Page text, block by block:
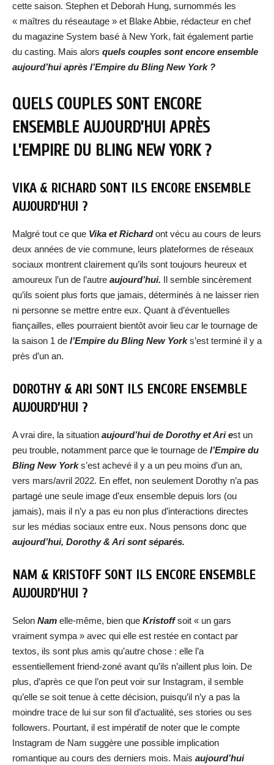
cette saison. Stephen et Deborah Hung, surnommés les
« maîtres du réseautage » et Blake Abbie, rédacteur en chef
du magazine System basé à New York, fait également partie
du casting. Mais alors quels couples sont encore ensemble
aujourd’hui après l’Empire du Bling New York ?
QUELS COUPLES SONT ENCORE
ENSEMBLE AUJOURD’HUI APRÈS
L’EMPIRE DU BLING NEW YORK ?
VIKA & RICHARD SONT ILS ENCORE ENSEMBLE
AUJOURD’HUI ?
Malgré tout ce que Vika et Richardont vécu au cours de leurs
deux années de vie commune, leurs plateformes de réseaux
sociaux montrent clairement qu’ils sont toujours heureux et
amoureux l’un de l’autre aujourd’hui. Il semble sincèrement
qu’ils soient plus forts que jamais, déterminés à ne laisser rien
ni personne se mettre entre eux. Quant à d’éventuelles
fiançailles, elles pourraient bientôt avoir lieu car le tournage de
la saison 1 de l’Empire du Bling New Yorks’est terminé il y a
près d’un an.
DOROTHY & ARI SONT ILS ENCORE ENSEMBLE
AUJOURD’HUI ?
A vrai dire, la situation aujourd’hui de Dorothy et Ari est un
peu trouble, notamment parce que le tournage de l’Empire du
Bling New Yorks’est achevé il y a un peu moins d’un an,
vers mars/avril 2022. En effet, non seulement Dorothy n’a pas
partagé une seule image d’eux ensemble depuis lors (ou
jamais), mais il n’y a pas eu non plus d’interactions directes
sur les médias sociaux entre eux. Nous pensons donc que
aujourd’hui, Dorothy & Ari sont séparés.
NAM & KRISTOFF SONT ILS ENCORE ENSEMBLE
AUJOURD’HUI ?
Selon Nam elle-même, bien que Kristoffsoit « un gars
vraiment sympa » avec qui elle est restée en contact par
textos, ils sont plus amis qu’autre chose : elle l’a
essentiellement friend-zoné avant qu’ils n’aillent plus loin. De
plus, d’après ce que l’on peut voir sur Instagram, il semble
qu’elle se soit tenue à cette décision, puisqu’il n’y a pas la
moindre trace de lui sur son fil d’actualité, ses stories ou ses
followers. Pourtant, il est impératif de noter que le compte
Instagram de Nam suggère une possible implication
romantique au cours des derniers mois. Mais aujourd’hui